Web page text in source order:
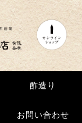
酢造り
お問い合わせ
酢造り
お問い合わせ